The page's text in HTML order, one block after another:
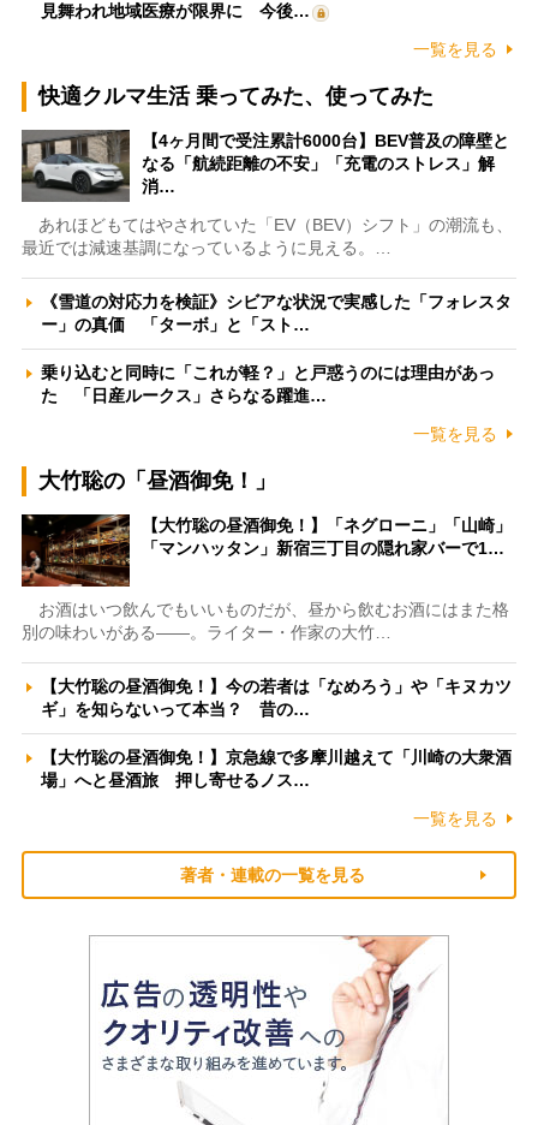
見舞われ地域医療が限界に 今後…
一覧を見る
快適クルマ生活 乗ってみた、使ってみた
【4ヶ月間で受注累計6000台】BEV普及の障壁と
なる「航続距離の不安」「充電のストレス」解
消…
あれほどもてはやされていた「EV（BEV）シフト」の潮流も、
最近では減速基調になっているように見える。…
《雪道の対応力を検証》シビアな状況で実感した「フォレスタ
ー」の真価 「ターボ」と「スト…
乗り込むと同時に「これが軽？」と戸惑うのには理由があっ
た 「日産ルークス」さらなる躍進…
一覧を見る
大竹聡の「昼酒御免！」
【大竹聡の昼酒御免！】「ネグローニ」「山崎」
「マンハッタン」新宿三丁目の隠れ家バーで1…
お酒はいつ飲んでもいいものだが、昼から飲むお酒にはまた格
別の味わいがある――。ライター・作家の大竹…
【大竹聡の昼酒御免！】今の若者は「なめろう」や「キヌカツ
ギ」を知らないって本当？ 昔の…
【大竹聡の昼酒御免！】京急線で多摩川越えて「川崎の大衆酒
場」へと昼酒旅 押し寄せるノス…
一覧を見る
著者・連載の一覧を見る